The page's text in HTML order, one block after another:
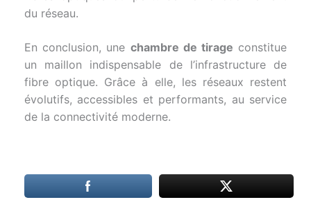
du réseau.
En conclusion, une chambre de tirage constitue
un maillon indispensable de l’infrastructure de
fibre optique. Grâce à elle, les réseaux restent
évolutifs, accessibles et performants, au service
de la connectivité moderne.